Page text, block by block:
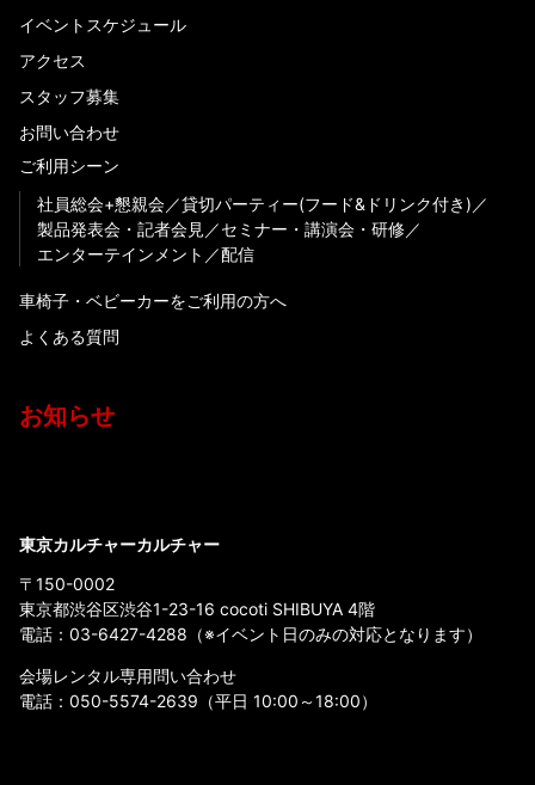
イベントスケジュール
アクセス
スタッフ募集
お問い合わせ
ご利用シーン
社員総会+懇親会
貸切パーティー(フード&ドリンク付き)
製品発表会・記者会見
セミナー・講演会・研修
エンターテインメント
配信
車椅子・ベビーカーをご利用の方へ
よくある質問
お知らせ
東京カルチャーカルチャー
〒150-0002
東京都渋谷区渋谷1-23-16 cocoti SHIBUYA 4階
電話： 03-6427-4288 （※イベント日のみの対応となります）
会場レンタル専用問い合わせ
電話： 050-5574-2639 （平日 10:00～18:00）